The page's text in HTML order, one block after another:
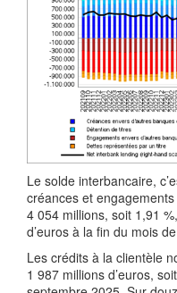
Le solde interbancaire,
créances et
4 054 millions, soit 1,91
d’euros à la fin du mois
Les crédits à la clientèle
1 987 millions d’euros,